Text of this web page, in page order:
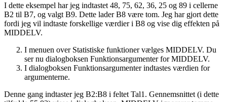
I dette eksempel har jeg indtastet 48, 75, 62, 36, 25 og 89 i cellerne
B2 til B7, og valgt B9. Dette lader B8 være tom. Jeg har gjort dette
fordi jeg vil indtaste forskellige værdier i B8 og vise dig effekten på
MIDDELV.
I menuen over Statistiske funktioner vælges MIDDELV. Du
ser nu dialogboksen Funktionsargumenter for MIDDELV.
I dialogboksen Funktionsargumenter indtastes værdien for
argumenterne.
Denne gang indtaster jeg B2:B8 i feltet Tal1. Gennemsnittet (i dette